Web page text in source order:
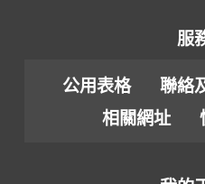
服
公用表格 聯絡
相關網址